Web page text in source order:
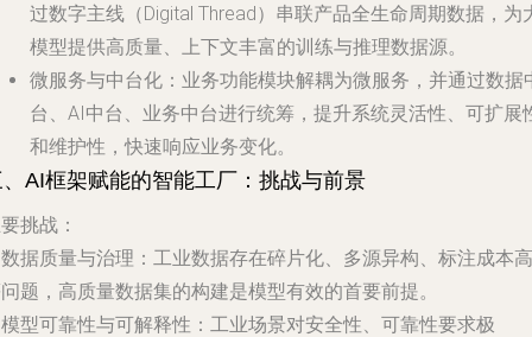
过数字主线（Digital Thread）串联产品全生命周期数据，为
模型提供高质量、上下文丰富的训练与推理数据源。
微服务与中台化 ：业务功能模块解耦为微服务，并通过数据
台、AI中台、业务中台进行统筹，提升系统灵活性、可扩展
和维护性，快速响应业务变化。
AI框架赋能的智能工厂：挑战与前景
挑战：
数据质量与治理 ：工业数据存在碎片化、多源异构、标注成本高
题，高质量数据集的构建是模型有效的首要前提。
模型可靠性与可解释性 ：工业场景对安全性、可靠性要求极